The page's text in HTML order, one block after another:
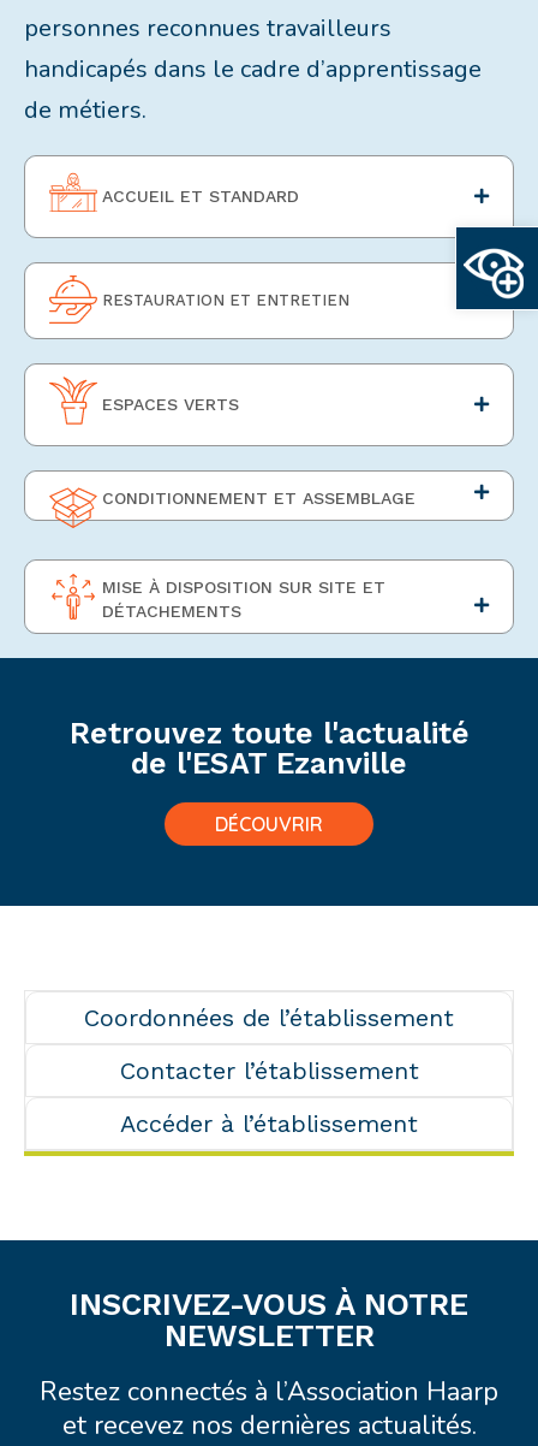
personnes reconnues travailleurs
handicapés dans le cadre d’apprentissage
de métiers.
ACCUEIL ET STANDARD
RESTAURATION ET ENTRETIEN
ESPACES VERTS
CONDITIONNEMENT ET ASSEMBLAGE
MISE À DISPOSITION SUR SITE ET
DÉTACHEMENTS
Retrouvez toute l'actualité
de l'ESAT Ezanville
DÉCOUVRIR
Coordonnées de l’établissement
Contacter l’établissement
Accéder à l’établissement
INSCRIVEZ-VOUS À NOTRE
NEWSLETTER
Restez connectés à l’Association Haarp
et recevez nos dernières actualités.
Ouvrir